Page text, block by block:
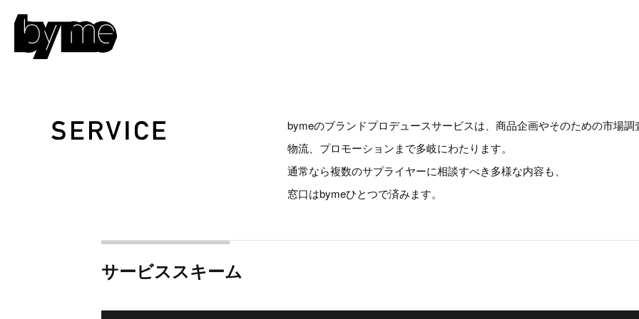
bymeのブランドプロデュースサービスは、商品企画やそのための市場調
物流、プロモーションまで多岐にわたります。
通常なら複数のサプライヤーに相談すべき多様な内容も、
窓口はbymeひとつで済みます。
サービススキーム